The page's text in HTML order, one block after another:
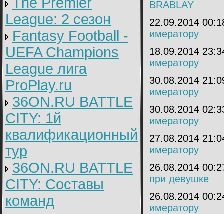
League: 2 cезон
Fantasy Football -
UEFA Champions
League лига
ProPlay.ru
36ON.RU BATTLE
CITY: 1й
квалификационный
тур
36ON.RU BATTLE
CITY: Составы
команд
BRABLAY
22.09.2014
имератору
18.09.2014
имератору
30.08.2014
имератору
30.08.2014
имератору
27.08.2014
имератору
26.08.2014
при девушке
26.08.2014
имератору